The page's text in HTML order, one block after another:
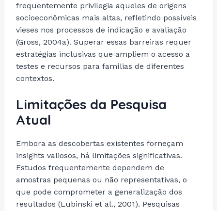
frequentemente privilegia aqueles de origens
socioeconômicas mais altas, refletindo possíveis
vieses nos processos de indicação e avaliação
(Gross, 2004a). Superar essas barreiras requer
estratégias inclusivas que ampliem o acesso a
testes e recursos para famílias de diferentes
contextos.
Limitações da Pesquisa
Atual
Embora as descobertas existentes forneçam
insights valiosos, há limitações significativas.
Estudos frequentemente dependem de
amostras pequenas ou não representativas, o
que pode comprometer a generalização dos
resultados (Lubinski et al., 2001). Pesquisas